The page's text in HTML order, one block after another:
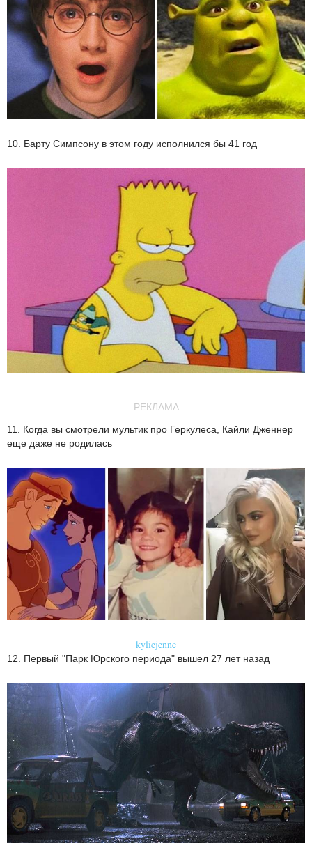
10. Барту Симпсону в этом году исполнился бы 41 год
РЕКЛАМА
11. Когда вы смотрели мультик про Геркулеса, Кайли Дженнер
еще даже не родилась
kyliejenne
12. Первый "Парк Юрского периода" вышел 27 лет назад